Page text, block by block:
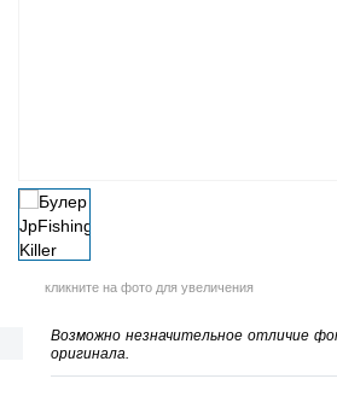
кликните на фото для увеличения
Возможно незначительное отличие
оригинала.